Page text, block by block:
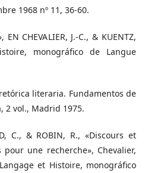
1968 nº 11, 36-60.
CHEVALIER, J.-C., & KUENTZ,
monográfico de Langue
literaria. Fundamentos de
2 vol., Madrid 1975.
C., & ROBIN, R., «Discours et
une recherche», Chevalier,
et Histoire, monográfico